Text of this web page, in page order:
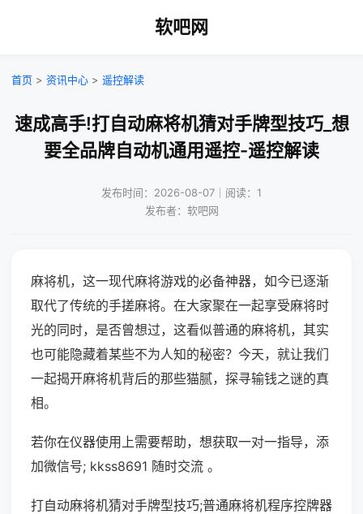
软吧网
首页 > 资讯中心 > 遥控解读
速成高手!打自动麻将机猜对手牌型技巧_想
要全品牌自动机通用遥控-遥控解读
发布时间：2026-08-07｜阅读：1
发布者：软吧网
麻将机，这一现代麻将游戏的必备神器，如今已逐渐
取代了传统的手搓麻将。在大家聚在一起享受麻将时
光的同时，是否曾想过，这看似普通的麻将机，其实
也可能隐藏着某些不为人知的秘密？今天，就让我们
一起揭开麻将机背后的那些猫腻，探寻输钱之谜的真
相。
若你在仪器使用上需要帮助，想获取一对一指导，添
加微信号; kkss8691 随时交流 。
打自动麻将机猜对手牌型技巧;普通麻将机程序控牌器